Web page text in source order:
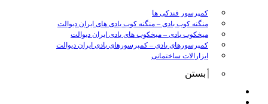
کمپرسور فندکی ها
منگنه کوب بادی – منگنه کوب بادی های ایران دیوالت
میخکوب بادی – میخکوب های بادی ایران دیوالت
کمپرسورهای بادی – کمپرسورهای بادی ایران دیوالت
ابزارالات ساختمانی
بستن